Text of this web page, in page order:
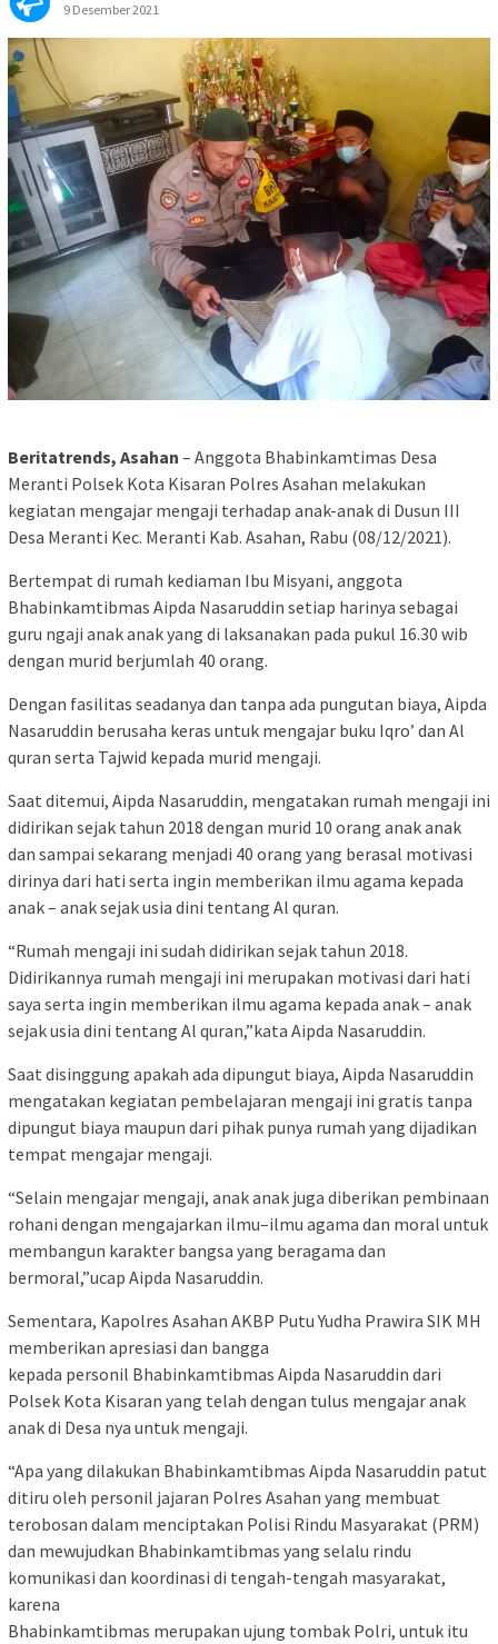
9 Desember 2021
Beritatrends, Asahan – Anggota Bhabinkamtimas Desa
Meranti Polsek Kota Kisaran Polres Asahan melakukan
kegiatan mengajar mengaji terhadap anak-anak di Dusun III
Desa Meranti Kec. Meranti Kab. Asahan, Rabu (08/12/2021).
Bertempat di rumah kediaman Ibu Misyani, anggota
Bhabinkamtibmas Aipda Nasaruddin setiap harinya sebagai
guru ngaji anak anak yang di laksanakan pada pukul 16.30 wib
dengan murid berjumlah 40 orang.
Dengan fasilitas seadanya dan tanpa ada pungutan biaya, Aipda
Nasaruddin berusaha keras untuk mengajar buku Iqro’ dan Al
quran serta Tajwid kepada murid mengaji.
Saat ditemui, Aipda Nasaruddin, mengatakan rumah mengaji ini
didirikan sejak tahun 2018 dengan murid 10 orang anak anak
dan sampai sekarang menjadi 40 orang yang berasal motivasi
dirinya dari hati serta ingin memberikan ilmu agama kepada
anak – anak sejak usia dini tentang Al quran.
“Rumah mengaji ini sudah didirikan sejak tahun 2018.
Didirikannya rumah mengaji ini merupakan motivasi dari hati
saya serta ingin memberikan ilmu agama kepada anak – anak
sejak usia dini tentang Al quran,”kata Aipda Nasaruddin.
Saat disinggung apakah ada dipungut biaya, Aipda Nasaruddin
mengatakan kegiatan pembelajaran mengaji ini gratis tanpa
dipungut biaya maupun dari pihak punya rumah yang dijadikan
tempat mengajar mengaji.
“Selain mengajar mengaji, anak anak juga diberikan pembinaan
rohani dengan mengajarkan ilmu–ilmu agama dan moral untuk
membangun karakter bangsa yang beragama dan
bermoral,”ucap Aipda Nasaruddin.
Sementara, Kapolres Asahan AKBP Putu Yudha Prawira SIK MH
memberikan apresiasi dan bangga
kepada personil Bhabinkamtibmas Aipda Nasaruddin dari
Polsek Kota Kisaran yang telah dengan tulus mengajar anak
anak di Desa nya untuk mengaji.
“Apa yang dilakukan Bhabinkamtibmas Aipda Nasaruddin patut
ditiru oleh personil jajaran Polres Asahan yang membuat
terobosan dalam menciptakan Polisi Rindu Masyarakat (PRM)
dan mewujudkan Bhabinkamtibmas yang selalu rindu
komunikasi dan koordinasi di tengah-tengah masyarakat,
karena
Bhabinkamtibmas merupakan ujung tombak Polri, untuk itu